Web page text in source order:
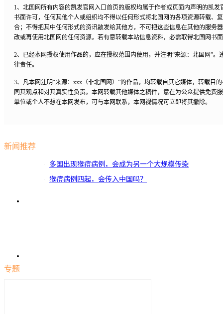
1、北国网所有内容的凯发官网入口首页的版权均属于作者或页面内声明的凯
书面许可，任何其他个人或组织均不得以任何形式将北国网的各项资源转载、
合；不得把其中任何形式的资讯散发给其他方，不可把这些信息在其他的服务
改或再使用北国网的任何资源。若有意转载本站信息资料，必需取得北国网书
2、已经本网授权使用作品的，应在授权范围内使用，并注明“来源：北国网”
律责任。
3、凡本网注明“来源：xxx（非北国网）”的作品，均转载自其它媒体，转载目
同其观点和对其真实性负责。本网转载其他媒体之稿件，意在为公众提供免费
单位或个人不想在本网发布，可与本网联系，本网视情况可立即将其撤除。
新闻推荐
多国出现猴痘病例，会成为另一个大规模传染
病吗
猴痘病例四起，会传入中国吗？
专题